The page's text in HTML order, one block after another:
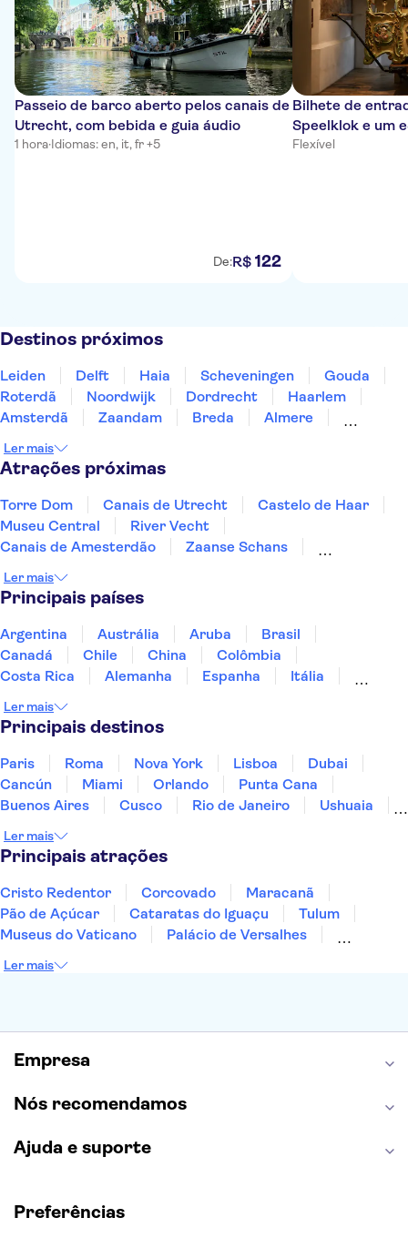
Passeio de barco aberto pelos canais de
Utrecht, com bebida e guia áudio
1 hora·Idiomas: en, it, fr +5
De:R$ 122
Bilhete de
Speelklok e um
Flexível
Destinos próximos
Leiden Delft Haia Scheveningen
Gouda
Roterdã
Noordwijk Dordrecht
Haarlem
Amsterdã
Zaandam Breda
Almere
Ler mais
Atrações próximas
Torre Dom Canais de Utrecht
Castelo de Haar
Museu Central
River Vecht
Canais de Amesterdão
Zaanse Schans
Keukenhof
Amsterdam Castle Muiderslot
Museu Marítimo de Roterdã
Anne Frank
Rijksmuseum
Ler mais
Principais países
Argentina Austrália Aruba
Brasil
Canadá
Chile China
Colômbia
Costa Rica
Alemanha Espanha
Itália
Panamá
Peru
Ler mais
Principais destinos
Paris Roma Nova York Lisboa
Dubai
Cancún
Miami Orlando
Punta Cana
Buenos Aires
Cusco Rio de Janeiro
Ushuaia
Fernando de Noronha
Ler mais
Principais atrações
Cristo Redentor Corcovado
Maracanã
Pão de Açúcar
Cataratas do Iguaçu
Tulum
Museus do Vaticano
Palácio de Versalhes
Museu do Louvre
Ler mais
Empresa
Nós recomendamos
Ajuda e suporte
Preferências